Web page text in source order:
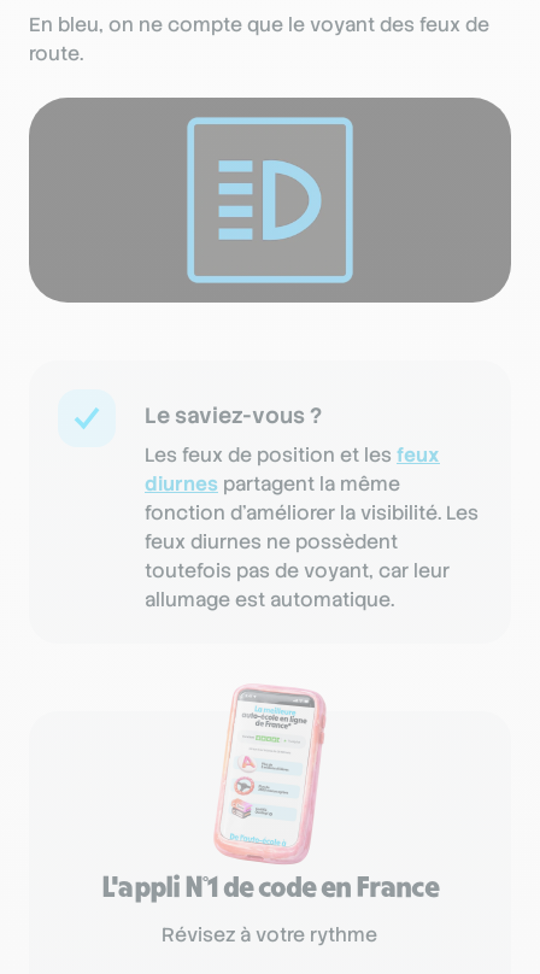
En bleu, on ne compte que le voyant des feux de
route.
Le saviez-vous ?
Les feux de position et les feux
diurnes partagent la même
fonction d'améliorer la visibilité. Les
feux diurnes ne possèdent
toutefois pas de voyant, car leur
allumage est automatique.
L'appli N°1 de code en France
Révisez à votre rythme